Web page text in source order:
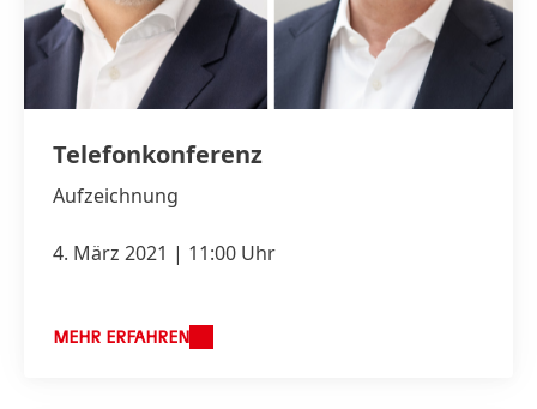
Telefonkonferenz
Aufzeichnung
4. März 2021 | 11:00 Uhr
MEHR ERFAHREN